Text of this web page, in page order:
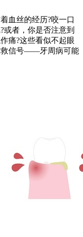
血丝的经历?咬一口
或者，你是否注意到
痛?这些看似不起眼
救信号——牙周病可能